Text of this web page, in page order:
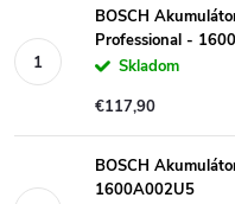
BOSCH
Professional -
Skladom
€117,90
BOSCH
1600A002U5